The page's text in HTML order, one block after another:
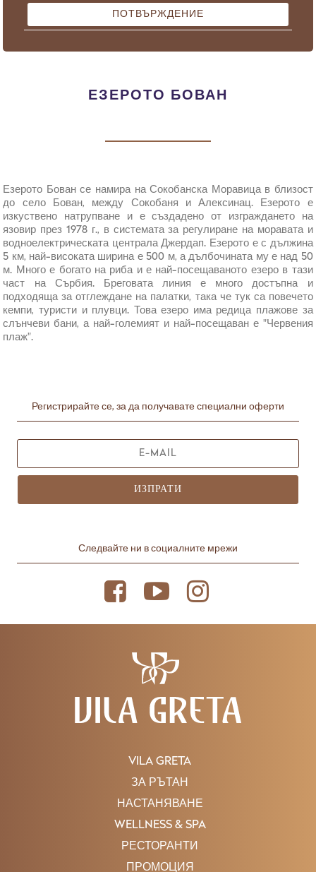
ПОТВЪРЖДЕНИЕ
ЕЗЕРОТО БОВАН
Езерото Бован се намира на Сокобанска Моравица в близост
до село Бован, между Сокобаня и Алексинац. Езерото е
изкуствено натрупване и е създадено от изграждането на
язовир през 1978 г., в системата за регулиране на моравата и
водноелектрическата централа Джердап. Езерото е с дължина
5 км, най-високата ширина е 500 м, а дълбочината му е над 50
м. Много е богато на риба и е най-посещаваното езеро в тази
част на Сърбия. Бреговата линия е много достъпна и
подходяща за отглеждане на палатки, така че тук са повечето
кемпи, туристи и плувци. Това езеро има редица плажове за
слънчеви бани, а най-големият и най-посещаван е "Червения
плаж".
Регистрирайте се, за да получавате специални оферти
ИЗПРАТИ
Следвайте ни в социалните мрежи
VILA GRETA
ЗА РЪТАН
НАСТАНЯВАНЕ
WELLNESS & SPA
РЕСТОРАНТИ
ПРОМОЦИЯ